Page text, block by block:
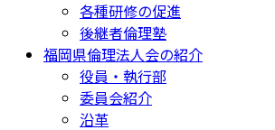
各種研修の促進
後継者倫理塾
福岡県倫理法人会の紹介
役員・執行部
委員会紹介
沿革